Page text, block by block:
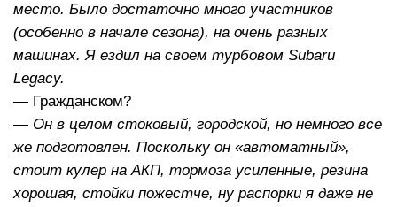
место. Было достаточно много участников
(особенно в начале сезона), на очень разных
машинах. Я ездил на своем турбовом Subaru
Legacy.
— Гражданском?
— Он в целом стоковый, городской, но немного все
же подготовлен. Поскольку он «автоматный»,
стоит кулер на АКП, тормоза усиленные, резина
хорошая, стойки пожестче, ну распорки я даже не